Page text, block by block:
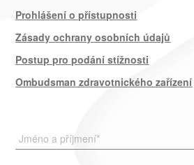
Prohlášení o přístupnosti
Zásady ochrany osobních údajů
Postup pro podání stížnosti
Ombudsman zdravotnického zařízení
Jméno a příjmení*